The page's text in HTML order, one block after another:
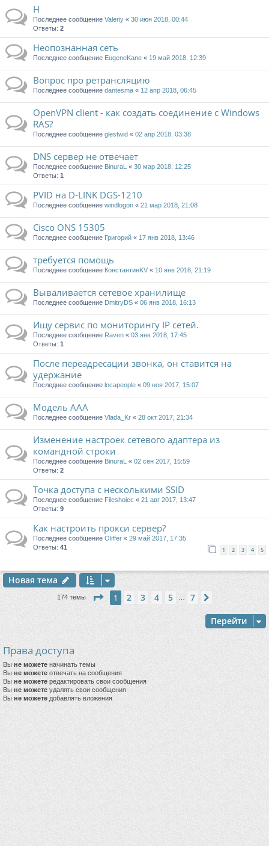
Н
Последнее сообщение Valeriy « 30 июн 2018, 00:44
Ответы: 2
Неопознанная сеть
Последнее сообщение EugeneKane « 19 май 2018, 12:39
Вопрос про ретрансляцию
Последнее сообщение dantesma « 12 апр 2018, 06:45
OpenVPN client - как создать соединение с Windows
RAS?
Последнее сообщение glestwid « 02 апр 2018, 03:38
DNS сервер не отвечает
Последнее сообщение BinuraL « 30 мар 2018, 12:25
Ответы: 1
PVID на D-LINK DGS-1210
Последнее сообщение windlogon « 21 мар 2018, 21:08
Cisco ONS 15305
Последнее сообщение Григорий « 17 янв 2018, 13:46
требуется помощь
Последнее сообщение КонстантинKV « 10 янв 2018, 21:19
Вываливается сетевое хранилище
Последнее сообщение DmitryDS « 06 янв 2018, 16:13
Ищу сервис по мониторингу IP сетей.
Последнее сообщение Raven « 03 янв 2018, 17:45
Ответы: 1
После переадресации звонка, он ставится на
удержание
Последнее сообщение locapeople « 09 ноя 2017, 15:07
Модель AAA
Последнее сообщение Vlada_Kr « 28 окт 2017, 21:34
Изменение настроек сетевого адаптера из
командной строки
Последнее сообщение BinuraL « 02 сен 2017, 15:59
Ответы: 2
Точка доступа с несколькими SSID
Последнее сообщение Fileshoicc « 21 авг 2017, 13:47
Ответы: 9
Как настроить прокси сервер?
Последнее сообщение Oliffer « 29 май 2017, 17:35
Ответы: 41 1 2 3 4 5
Новая тема
174 темы Страница из 7
1 2 3 4 5 7
Перейти
Права доступа
Вы не можете начинать темы
Вы не можете отвечать на сообщения
Вы не можете редактировать свои сообщения
Вы не можете удалять свои сообщения
Вы не можете добавлять вложения